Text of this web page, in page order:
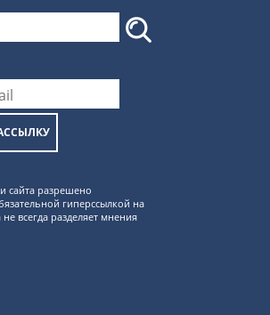
сайта разрешено
гиперссылкой на
всегда разделяет мнения